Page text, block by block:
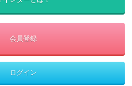
会員登録
ログイン